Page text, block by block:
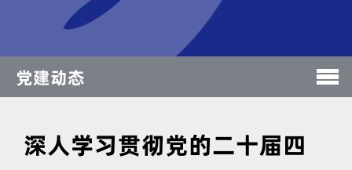
党建动态
深人学习贯彻党的二十届四